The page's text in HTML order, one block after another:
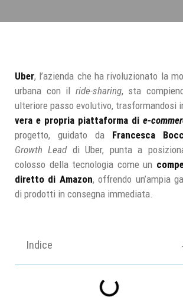
Uber, l’azienda che ha rivoluzionato la
urbana con il ride-sharing, sta
ulteriore passo evolutivo, trasformandosi
vera e propria piattaforma di e-
progetto, guidato da Francesca
Growth Leaddi Uber, punta a
colosso della tecnologia come un
diretto di Amazon, offrendo un’ampia
di prodotti in consegna immediata.
Indice